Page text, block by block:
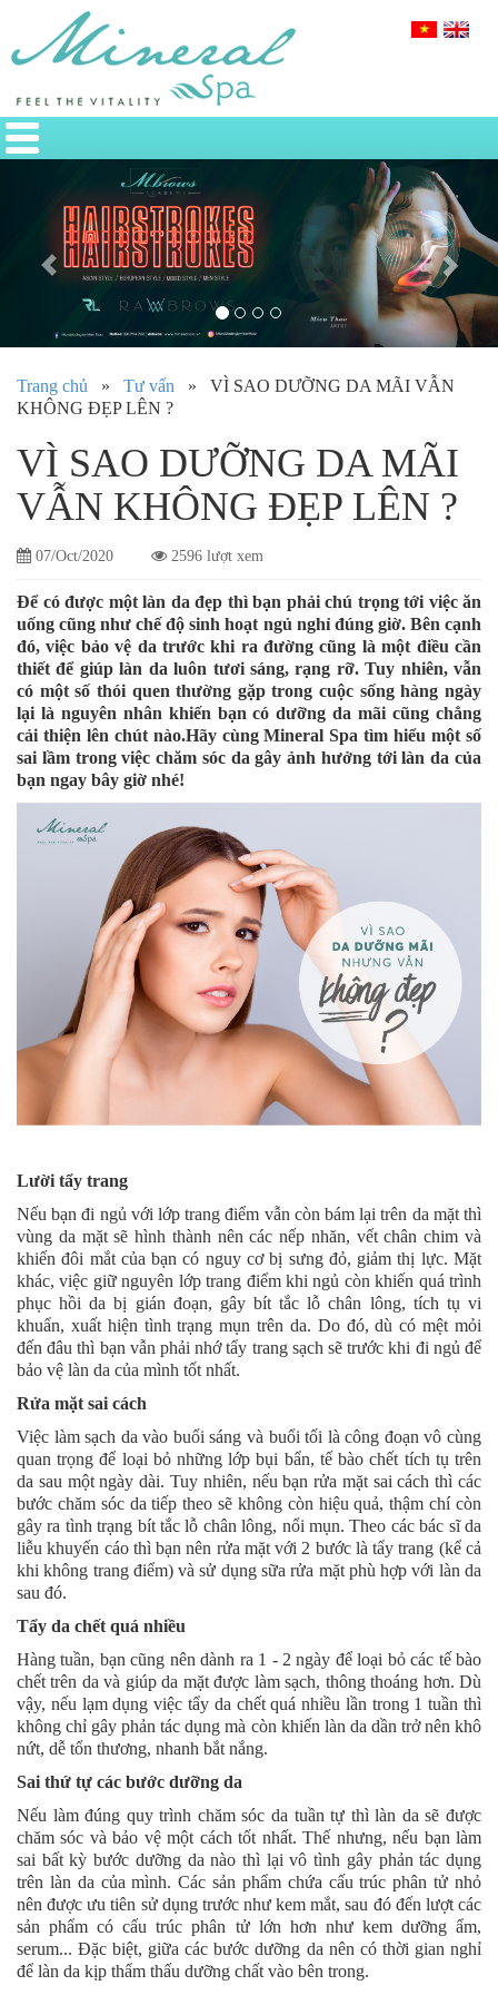
Trang chủ » Tư vấn » VÌ SAO DƯỠNG DA MÃI VẪN
KHÔNG ĐẸP LÊN ?
VÌ SAO DƯỠNG DA MÃI
VẪN KHÔNG ĐẸP LÊN ?
07/Oct/2020 2596 lượt xem
Để có được một làn da đẹp thì bạn phải chú trọng tới việc ăn
uống cũng như chế độ sinh hoạt ngủ nghỉ đúng giờ. Bên cạnh
đó, việc bảo vệ da trước khi ra đường cũng là một điều cần
thiết để giúp làn da luôn tươi sáng, rạng rỡ. Tuy nhiên, vẫn
có một số thói quen thường gặp trong cuộc sống hàng ngày
lại là nguyên nhân khiến bạn có dưỡng da mãi cũng chẳng
cải thiện lên chút nào.Hãy cùng Mineral Spa tìm hiểu một số
sai lầm trong việc chăm sóc da gây ảnh hưởng tới làn da của
bạn ngay bây giờ nhé!
Lười tẩy trang
Nếu bạn đi ngủ với lớp trang điểm vẫn còn bám lại trên da mặt thì
vùng da mặt sẽ hình thành nên các nếp nhăn, vết chân chim và
khiến đôi mắt của bạn có nguy cơ bị sưng đỏ, giảm thị lực. Mặt
khác, việc giữ nguyên lớp trang điểm khi ngủ còn khiến quá trình
phục hồi da bị gián đoạn, gây bít tắc lỗ chân lông, tích tụ vi
khuẩn, xuất hiện tình trạng mụn trên da. Do đó, dù có mệt mỏi
đến đâu thì bạn vẫn phải nhớ tẩy trang sạch sẽ trước khi đi ngủ để
bảo vệ làn da của mình tốt nhất.
Rửa mặt sai cách
Việc làm sạch da vào buổi sáng và buổi tối là công đoạn vô cùng
quan trọng để loại bỏ những lớp bụi bẩn, tế bào chết tích tụ trên
da sau một ngày dài. Tuy nhiên, nếu bạn rửa mặt sai cách thì các
bước chăm sóc da tiếp theo sẽ không còn hiệu quả, thậm chí còn
gây ra tình trạng bít tắc lỗ chân lông, nổi mụn. Theo các bác sĩ da
liễu khuyến cáo thì bạn nên rửa mặt với 2 bước là tẩy trang (kể cả
khi không trang điểm) và sử dụng sữa rửa mặt phù hợp với làn da
sau đó.
Tẩy da chết quá nhiều
Hàng tuần, bạn cũng nên dành ra 1 - 2 ngày để loại bỏ các tế bào
chết trên da và giúp da mặt được làm sạch, thông thoáng hơn. Dù
vậy, nếu lạm dụng việc tẩy da chết quá nhiều lần trong 1 tuần thì
không chỉ gây phản tác dụng mà còn khiến làn da dần trở nên khô
nứt, dễ tổn thương, nhanh bắt nắng.
Sai thứ tự các bước dưỡng da
Nếu làm đúng quy trình chăm sóc da tuần tự thì làn da sẽ được
chăm sóc và bảo vệ một cách tốt nhất. Thế nhưng, nếu bạn làm
sai bất kỳ bước dưỡng da nào thì lại vô tình gây phản tác dụng
trên làn da của mình. Các sản phẩm chứa cấu trúc phân tử nhỏ
nên được ưu tiên sử dụng trước như kem mắt, sau đó đến lượt các
sản phẩm có cấu trúc phân tử lớn hơn như kem dưỡng ẩm,
serum... Đặc biệt, giữa các bước dưỡng da nên có thời gian nghỉ
để làn da kịp thẩm thấu dưỡng chất vào bên trong.